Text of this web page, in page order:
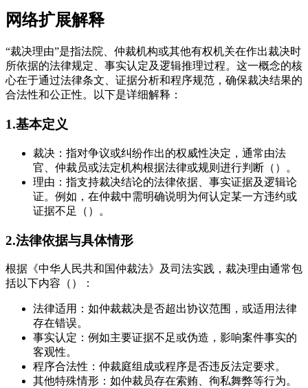
网络扩展解释
“裁决理由”是指法院、仲裁机构或其他有权机关在作出裁决时
所依据的法律规定、事实认定及逻辑推理过程。这一概念的核
心在于通过法律条文、证据分析和程序规范，确保裁决结果的
合法性和公正性。以下是详细解释：
1.基本定义
裁决：指对争议或纠纷作出的权威性决定，通常由法
官、仲裁员或法定机构根据法律或规则进行判断（）。
理由：指支持裁决结论的法律依据、事实证据及逻辑论
证。例如，在仲裁中需明确说明为何认定某一方违约或
证据不足（）。
2.法律依据与具体情形
根据《中华人民共和国仲裁法》及司法实践，裁决理由通常包
括以下内容（）：
法律适用：如仲裁裁决是否超出协议范围，或适用法律
存在错误。
事实认定：例如主要证据不足或伪造，影响案件事实的
客观性。
程序合法性：仲裁庭组成或程序是否违反法定要求。
其他特殊情形：如仲裁员存在索贿、徇私舞弊等行为。